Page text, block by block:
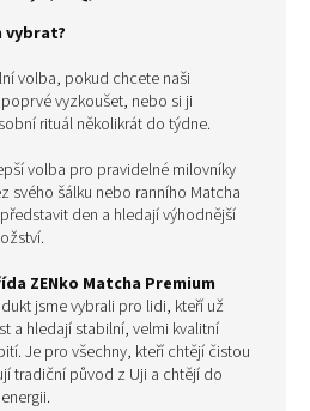
vybrat?
volba, pokud chcete naši
vyzkoušet, nebo si ji
rituál několikrát do týdne.
volba pro pravidelné milovníky
svého šálku nebo ranního Matcha
den a hledají výhodnější
ZENko Matcha Premium
jsme vybrali pro lidi, kteří už
a hledají stabilní, velmi kvalitní
Je pro všechny, kteří chtějí čistou
tradiční původ z Uji a chtějí do